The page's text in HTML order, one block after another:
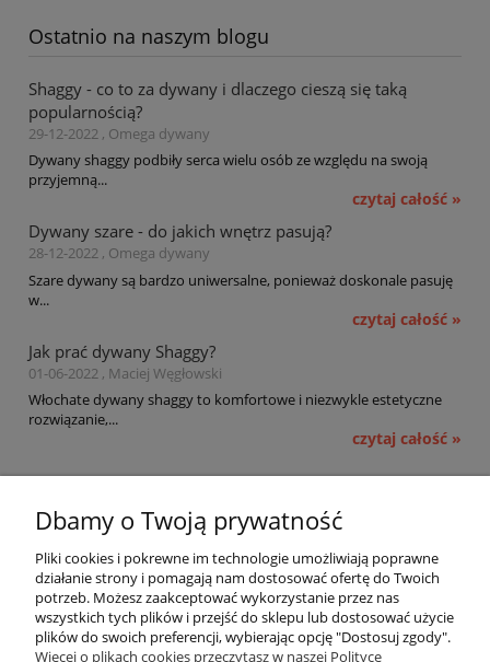
Ostatnio na naszym blogu
Shaggy - co to za dywany i dlaczego cieszą się taką
popularnością?
29-12-2022 , Omega dywany
Dywany shaggy podbiły serca wielu osób ze względu na swoją
przyjemną...
czytaj całość »
Dywany szare - do jakich wnętrz pasują?
28-12-2022 , Omega dywany
Szare dywany są bardzo uniwersalne, ponieważ doskonale pasuję
w...
czytaj całość »
Jak prać dywany Shaggy?
01-06-2022 , Maciej Węgłowski
Włochate dywany shaggy to komfortowe i niezwykle estetyczne
rozwiązanie,...
czytaj całość »
Płatności i dostawa
Informacje
Dbamy o Twoją prywatność
Pliki cookies i pokrewne im technologie umożliwiają poprawne
działanie strony i pomagają nam dostosować ofertę do Twoich
potrzeb. Możesz zaakceptować wykorzystanie przez nas
wszystkich tych plików i przejść do sklepu lub dostosować użycie
plików do swoich preferencji, wybierając opcję "Dostosuj zgody".
Więcej o plikach cookies przeczytasz w naszej Polityce